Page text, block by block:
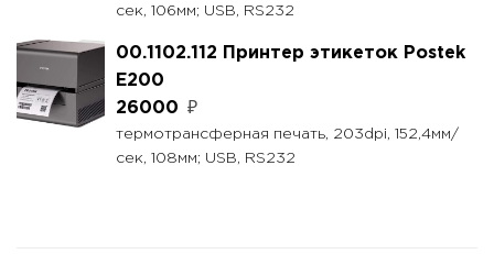
сек, 106мм; USB, RS232
00.1102.112 Принтер этикеток Postek
E200
26000 ₽
термотрансферная печать, 203dpi, 152,4мм/
сек, 108мм; USB, RS232